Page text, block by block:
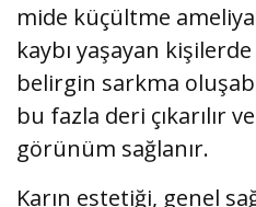
mide küçültme
kaybı yaşayan
belirgin sarkma
bu fazla deri çıkarılır
görünüm sağlanır.
Karın estetiği, genel